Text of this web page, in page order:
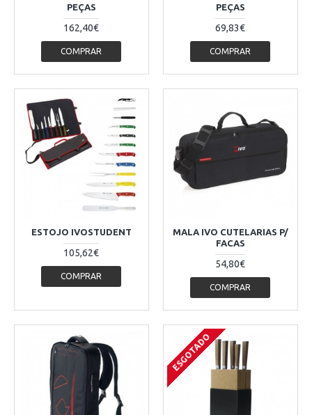
PEÇAS
162,40€
COMPRAR
PEÇAS
69,83€
COMPRAR
ESTOJO IVOSTUDENT
105,62€
COMPRAR
MALA IVO CUTELARIAS P/
FACAS
54,80€
COMPRAR
ESGOTADO